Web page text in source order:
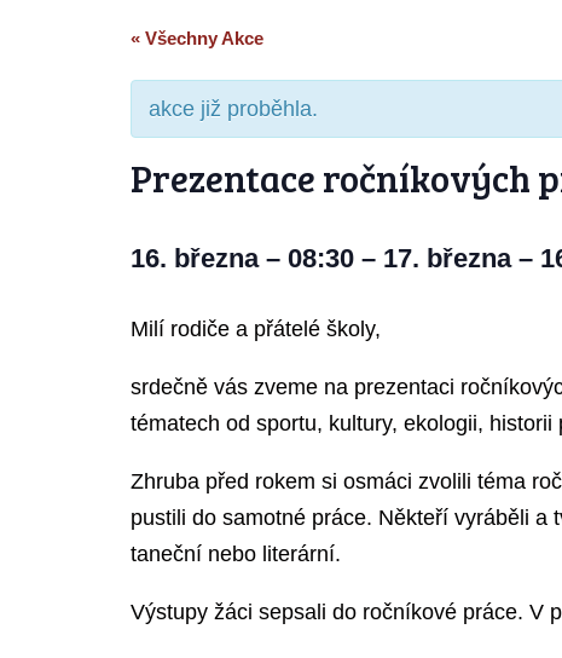
« Všechny Akce
akce již proběhla.
Prezentace ročníkových
16. března – 08:30 – 17. března –
Milí rodiče a přátelé školy,
srdečně vás zveme na prezentaci
tématech od sportu, kultury, ekologii,
Zhruba před rokem si osmáci zvolili téma
pustili do samotné práce. Někteří vyráběli a
taneční nebo literární.
Výstupy žáci sepsali do ročníkové práce. V